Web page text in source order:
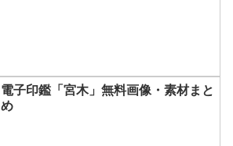
電子印鑑「宮木」無料画像・素材まと
め